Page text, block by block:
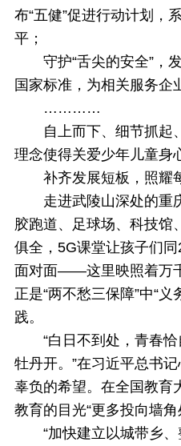
布“五健”促进行动计划，
平；
守护“舌尖的安全”，
国家标准，为相关服务企
…………
自上而下、细节抓起
理念使得关爱少年儿童身
补齐发展短板，照耀
走进武陵山深处的重
胶跑道、足球场、科技馆
俱全，5G课堂让孩子们
面对面——这里映照着万
正是“两不愁三保障”中“
践。
“白日不到处，青春
牡丹开。”在习近平总书
辜负的希望。在全国教育
教育的目光“更多投向墙角
“加快建立以城带乡